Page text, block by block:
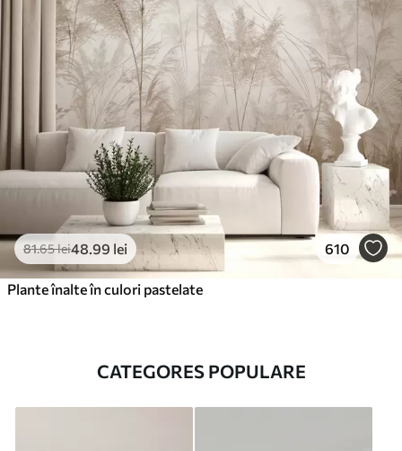
81.65lei48 .99 lei 610
Plante înalte în culori pastelate
CATEGORES POPULARE